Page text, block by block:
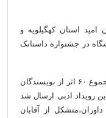
امید استان کهگیلویه و
در جشنواره داستانک
وی اظهار کرد: در این دوره از جشنواره در مجموع ۶۰ اثر از نویسندگان
رویداد ادبی ارسال شد
از آقایان